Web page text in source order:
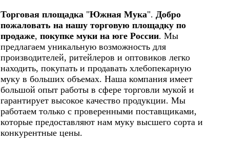
Торговая площадка "Южная Мука". Добро
пожаловать на нашу торговую площадку по
продаже, покупке муки на юге России. Мы
предлагаем уникальную возможность для
производителей, ритейлеров и оптовиков легко
находить, покупать и продавать хлебопекарную
муку в больших объемах. Наша компания имеет
большой опыт работы в сфере торговли мукой и
гарантирует высокое качество продукции. Мы
работаем только с проверенными поставщиками,
которые предоставляют нам муку высшего сорта и
конкурентные цены.